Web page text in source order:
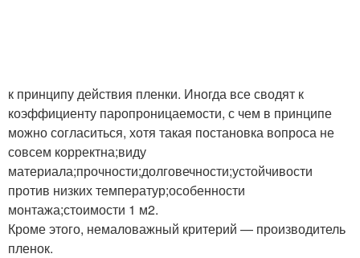
к принципу действия пленки. Иногда все сводят к
коэффициенту паропроницаемости, с чем в принципе
можно согласиться, хотя такая постановка вопроса не
совсем корректна;виду
материала;прочности;долговечности;устойчивости
против низких температур;особенности
монтажа;стоимости 1 м2.
Кроме этого, немаловажный критерий — производитель
пленок.